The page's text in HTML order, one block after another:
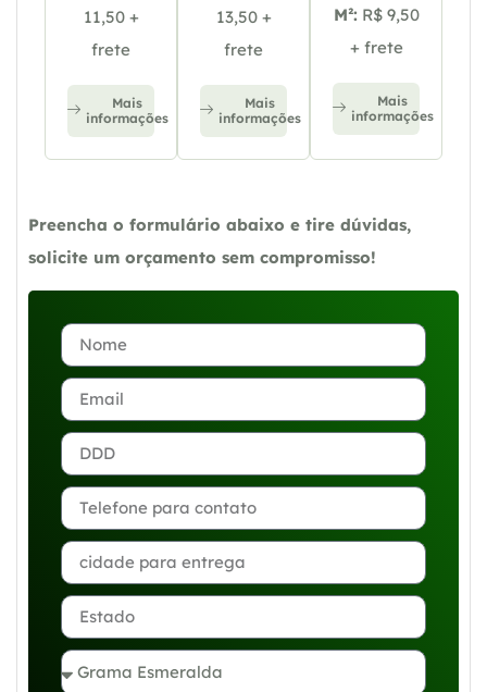
11,50 +
frete
Mais
informações
13,50 +
frete
Mais
informações
M²: R$ 9,50
+ frete
Mais
informações
Preencha o formulário abaixo e tire dúvidas,
solicite um orçamento sem compromisso!